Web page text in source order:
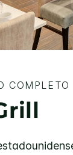
COMPLETO